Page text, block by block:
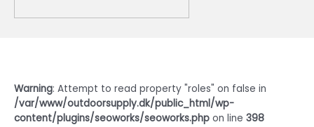
Warning: Attempt to read property "roles" on false in
/var/www/outdoorsupply.dk/public_html/wp-
content/plugins/seoworks/seoworks.php on line 398